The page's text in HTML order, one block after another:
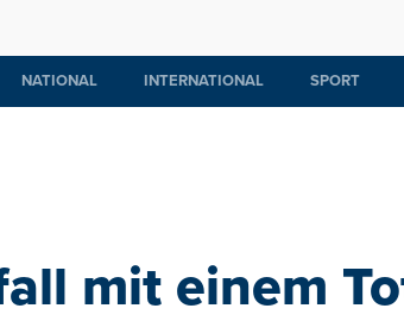
NATIONAL INTERNATIONAL SPORT
mit einem